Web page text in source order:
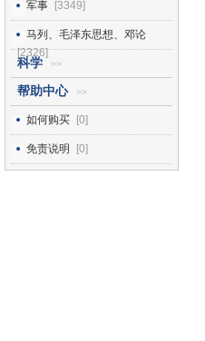
军事 [3349]
马列、毛泽东思想、邓论
[2326]
科学 >>
帮助中心 >>
如何购买 [0]
免责说明 [0]